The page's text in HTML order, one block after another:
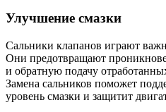
Улучшение смазки
Сальники клапанов играют
Они предотвращают
и обратную подачу
Замена сальников поможет
уровень смазки и защитит